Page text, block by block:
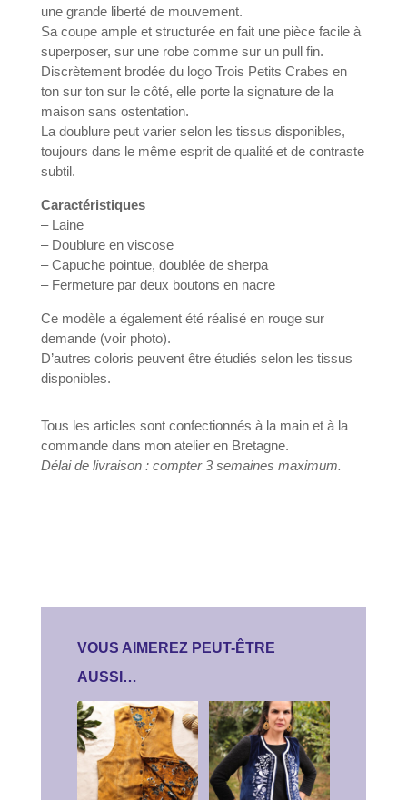
une grande liberté de mouvement.
Sa coupe ample et structurée en fait une pièce facile à
superposer, sur une robe comme sur un pull fin.
Discrètement brodée du logo Trois Petits Crabes en
ton sur ton sur le côté, elle porte la signature de la
maison sans ostentation.
La doublure peut varier selon les tissus disponibles,
toujours dans le même esprit de qualité et de contraste
subtil.
Caractéristiques
– Laine
– Doublure en viscose
– Capuche pointue, doublée de sherpa
– Fermeture par deux boutons en nacre
Ce modèle a également été réalisé en rouge sur
demande (voir photo).
D’autres coloris peuvent être étudiés selon les tissus
disponibles.
Tous les articles sont confectionnés à la main et à la
commande dans mon atelier en Bretagne.
Délai de livraison : compter 3 semaines maximum.
VOUS AIMEREZ PEUT-ÊTRE
AUSSI…